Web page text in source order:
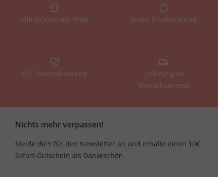
Alle Größen ein Preis Gratis Filiallieferung
SSL Datensicherheit
Lieferung an
Wunschadresse
Nichts mehr verpassen!
Melde dich für den Newsletter an und erhalte einen 10€
Sofort-Gutschein als Dankeschön